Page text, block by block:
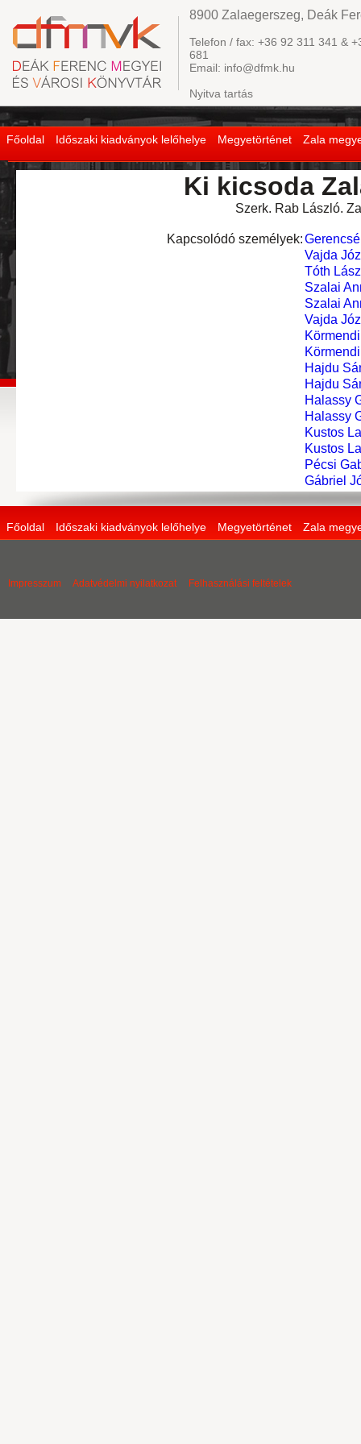
Főoldal Időszaki kiadványok lelőhelye Megyetörténet Zala
8900 Zalaegerszeg, Deák
Telefon / fax: +36 92 311 341 &
681
Email: info@dfmk.hu
Nyitva tartás
Ki kicsoda
Szerk. Rab László.
Kapcsolódó személyek:
Vajda
Tóth
Szalai
Szalai
Vajda
Hajdu
Hajdu
Halassy
Halassy
Kustos
Kustos
Pécsi
Gábriel
Főoldal Időszaki kiadványok lelőhelye Megyetörténet Zala
Impresszum Adatvédelmi nyilatkozat Felhasználási feltételek